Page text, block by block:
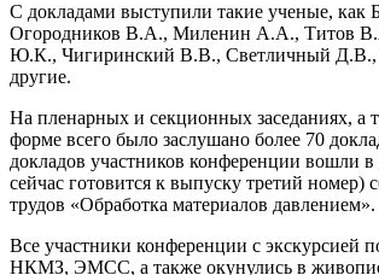
С докладами выступили такие ученые, как
Огородников В.А., Миленин А.А., Титов
Ю.К., Чигиринский В.В., Светличный Д.В.,
другие.
На пленарных и секционных заседаниях, а
форме всего было заслушано более 70
докладов участников конференции вошли в
сейчас готовится к выпуску третий номер)
трудов «Обработка материалов давлением».
Все участники конференции с экскурсией
НКМЗ, ЭМСС, а также окунулись в